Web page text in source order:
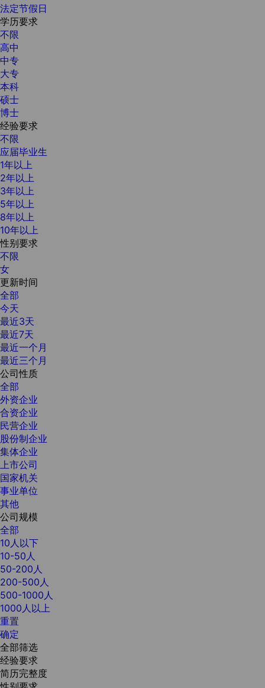
法定节假日
学历要求
不限
高中
中专
大专
本科
硕士
博士
经验要求
不限
应届毕业生
1年以上
2年以上
3年以上
5年以上
8年以上
10年以上
性别要求
不限
女
更新时间
全部
今天
最近3天
最近7天
最近一个月
最近三个月
公司性质
全部
外资企业
合资企业
民营企业
股份制企业
集体企业
上市公司
国家机关
事业单位
其他
公司规模
全部
10人以下
10-50人
50-200人
200-500人
500-1000人
1000人以上
重置
确定
全部筛选
经验要求
简历完整度